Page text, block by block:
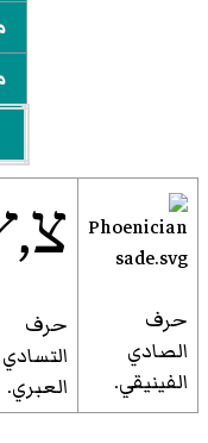
حرف
الصادي
الفينيقي.
حرف
التسادي
العبري.